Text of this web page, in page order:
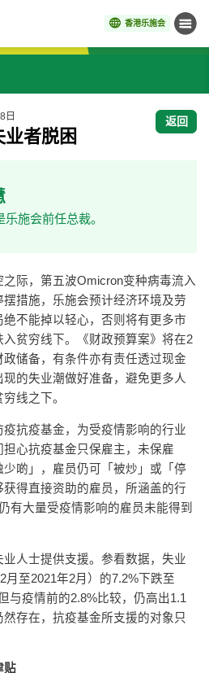
香港乐施会 菜单
日
者脱困
返回
乐施会前任总裁。
际，第五波Omicron变种病毒流入
措施，乐施会预计经济环境及劳
不能掉以轻心，否则将有更多市
贫穷线下。《财政预算案》将在2
储备，有条件亦有责任透过现金
的失业潮做好准备，避免更多人
线之下。
抗疫基金，为受疫情影响的行业
心抗疫基金只保雇主，未保雇
啲」，雇员仍可「被炒」或「停
得直接资助的雇员，所涵盖的行
有大量受疫情影响的雇员未能得到
人士提供支援。参看数据，失业
月至2021年2月）的7.2%下跌至
与疫情前的2.8%比较，仍高出1.1
存在，抗疫基金所支援的对象只
贴